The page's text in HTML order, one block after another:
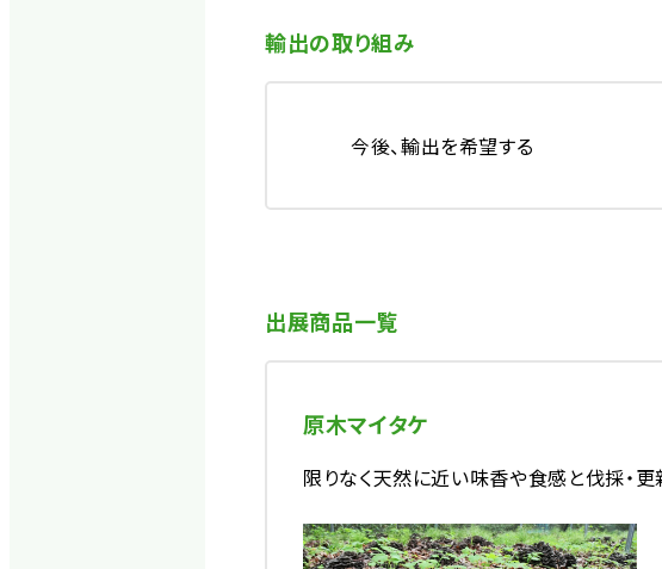
輸出の取り組み
今後、輸出を希望する
出展商品一覧
原木マイタケ
限りなく天然に近い味香や食感と伐採・